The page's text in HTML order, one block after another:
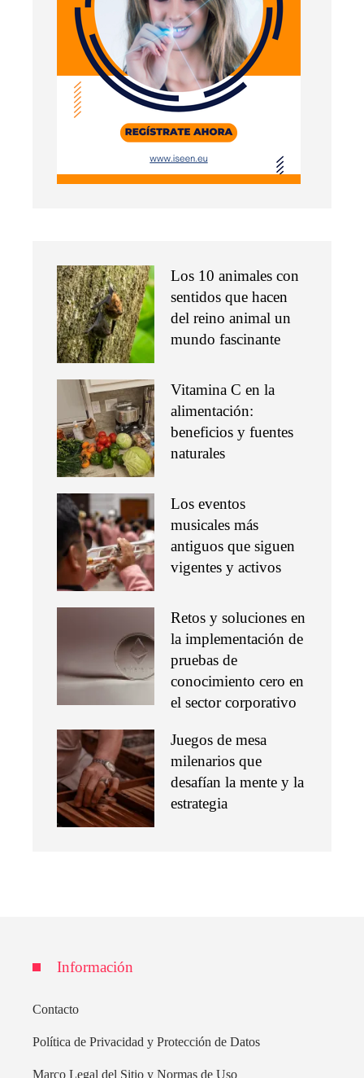
Los 10 animales con
sentidos que hacen
del reino animal un
mundo fascinante
Vitamina C en la
alimentación:
beneficios y fuentes
naturales
Los eventos
musicales más
antiguos que siguen
vigentes y activos
Retos y soluciones en
la implementación de
pruebas de
conocimiento cero en
el sector corporativo
Juegos de mesa
milenarios que
desafían la mente y la
estrategia
Información
Contacto
Política de Privacidad y Protección de Datos
Marco Legal del Sitio y Normas de Uso